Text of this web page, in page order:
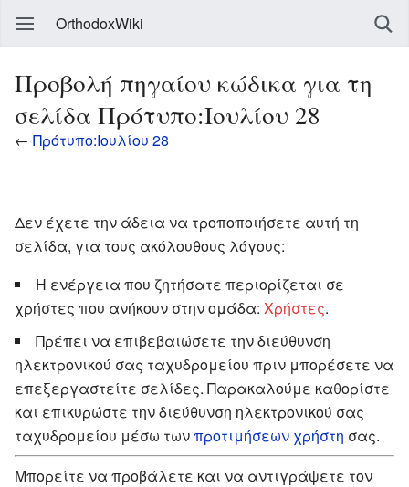
OrthodoxWiki
Προβολή πηγαίου κώδικα για τη
σελίδα Πρότυπο:Ιουλίου 28
← Πρότυπο:Ιουλίου 28
Δεν έχετε την άδεια να τροποποιήσετε αυτή τη
σελίδα, για τους ακόλουθους λόγους:
Η ενέργεια που ζητήσατε περιορίζεται σε
χρήστες που ανήκουν στην ομάδα: Χρήστες.
Πρέπει να επιβεβαιώσετε την διεύθυνση
ηλεκτρονικού σας ταχυδρομείου πριν μπορέσετε να
επεξεργαστείτε σελίδες. Παρακαλούμε καθορίστε
και επικυρώστε την διεύθυνση ηλεκτρονικού σας
ταχυδρομείου μέσω τωνπροτιμήσεων χρήστη σας.
Μπορείτε να προβάλετε και να αντιγράψετε τον